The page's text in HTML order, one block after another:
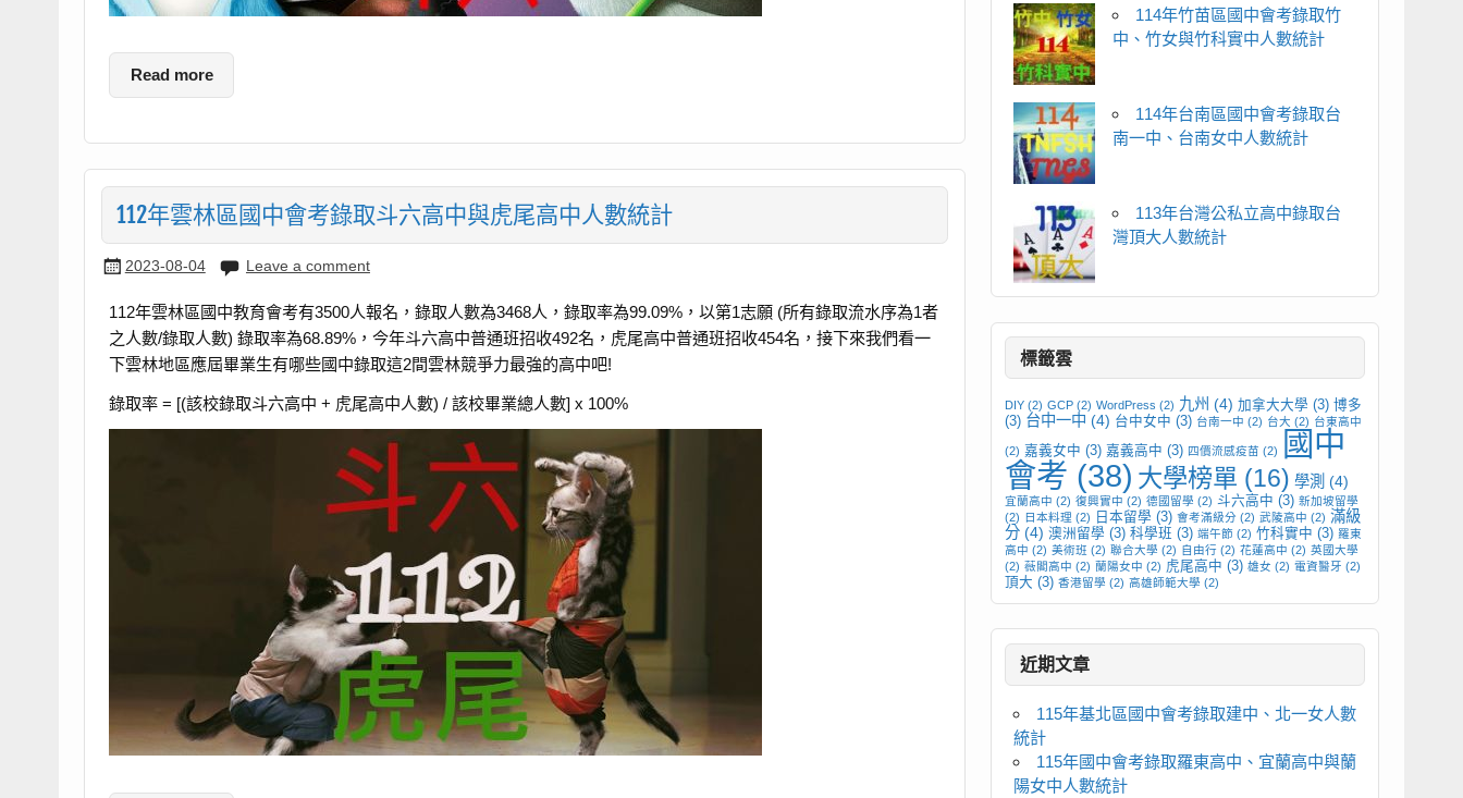
Read more
112年雲林區國中會考錄取斗六高中與虎尾高中人數統計
2023-08-04 Leave a comment
112年雲林區國中教育會考有3500人報名，錄取人數為3468人，錄取率為99.09%，以第1志願 (所有錄取流水序為1者
之人數/錄取人數) 錄取率為68.89%，今年斗六高中普通班招收492名，虎尾高中普通班招收454名，接下來我們看一
下雲林地區應屆畢業生有哪些國中錄取這2間雲林競爭力最強的高中吧!
錄取率 = [(該校錄取斗六高中 + 虎尾高中人數) / 該校畢業總人數] x 100%
114年竹苗區國中會考錄取竹
中、竹女與竹科實中人數統計
114年台南區國中會考錄取台
南一中、台南女中人數統計
113年台灣公私立高中錄取台
灣頂大人數統計
標籤雲
DIY (2) GCP (2) WordPress (2) 九州 (4) 加拿大大學 (3) 博多
(3) 台中一中 (4) 台中女中 (3) 台南一中 (2) 台大 (2) 台東高中
(2) 嘉義女中 (3) 嘉義高中 (3) 四價流感疫苗 (2)
國中
會考 (38) 大學榜單 (16) 學測 (4)
宜蘭高中 (2) 復興實中 (2) 德國留學 (2) 斗六高中 (3) 新加坡留學
(2) 日本料理 (2) 日本留學 (3) 會考滿級分 (2) 武陵高中 (2) 滿級
分 (4) 澳洲留學 (3) 科學班 (3) 端午節 (2) 竹科實中 (3) 羅東
高中 (2) 美術班 (2) 聯合大學 (2) 自由行 (2) 花蓮高中 (2) 英國大學
(2) 薇閣高中 (2) 蘭陽女中 (2) 虎尾高中 (3) 雄女 (2) 電資醫牙 (2)
頂大 (3) 香港留學 (2) 高雄師範大學 (2)
近期文章
115年基北區國中會考錄取建中、北一女人數
統計
115年國中會考錄取羅東高中、宜蘭高中與蘭
陽女中人數統計